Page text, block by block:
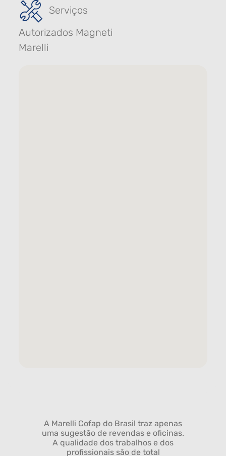
Serviços
Autorizados Magneti
Marelli
A Marelli Cofap do Brasil traz apenas
uma sugestão de revendas e oficinas.
A qualidade dos trabalhos e dos
profissionais são de total